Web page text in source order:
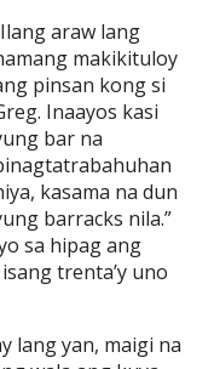
araw lang
makikituloy
pinsan kong si
Inaayos kasi
bar na
kasama na dun
barracks nila.”
sa hipag ang
trenta’y uno
lang yan, maigi na